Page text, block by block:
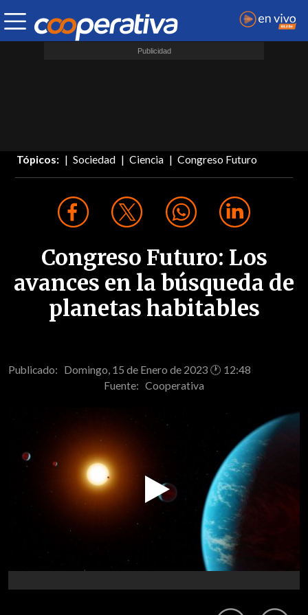
Tópicos: Sociedad Ciencia Congreso Futuro
Congreso Futuro: Los
avances en la búsqueda de
planetas habitables
Publicado: Domingo, 15 de Enero de 2023 🕐 12:48
Fuente: Cooperativa
Video